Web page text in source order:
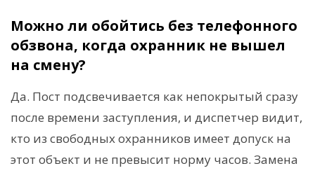
Можно ли обойтись без телефонного
обзвона, когда охранник не вышел
на смену?
Да. Пост подсвечивается как непокрытый сразу
после времени заступления, и диспетчер видит,
кто из свободных охранников имеет допуск на
этот объект и не превысит норму часов. Замена